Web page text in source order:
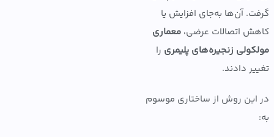
آن‌ها به‌جای افزایش یا
اتصالات عرضی،معماری
زنجیره‌های پلیمریرا
دادند.
روش از ساختاری موسوم